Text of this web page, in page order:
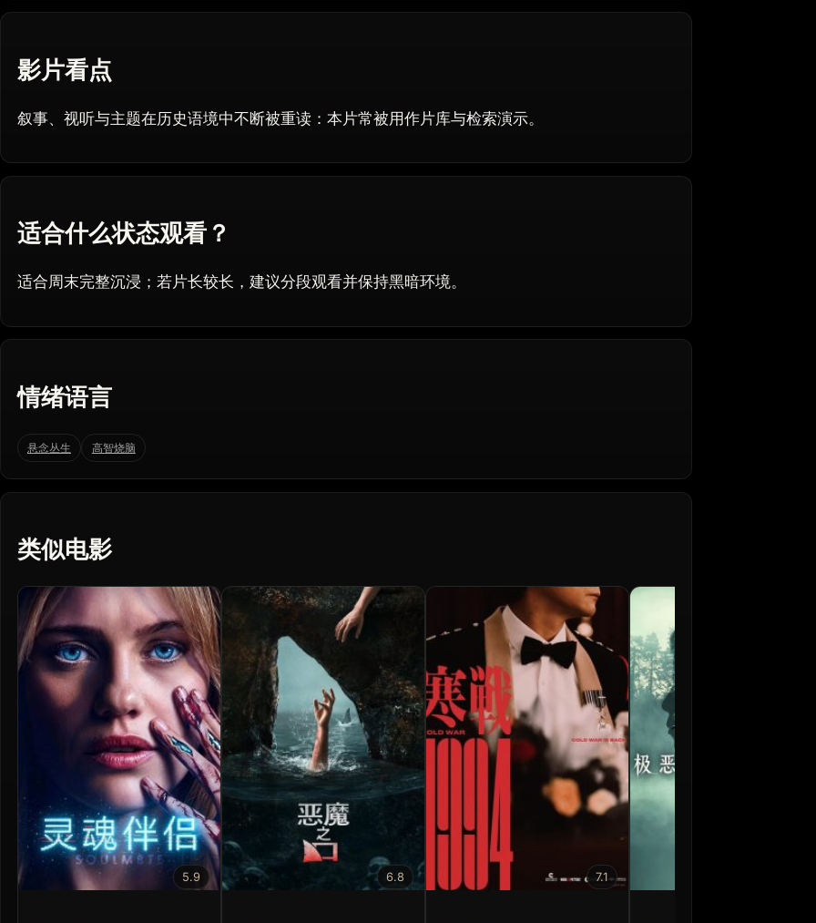
影片看点
叙事、视听与主题在历史语境中不断被重读：本片常被用作片库与检索演示。
适合什么状态观看？
适合周末完整沉浸；若片长较长，建议分段观看并保持黑暗环境。
情绪语言
悬念丛生 高智烧脑
类似电影
5.9 6.8 7.1